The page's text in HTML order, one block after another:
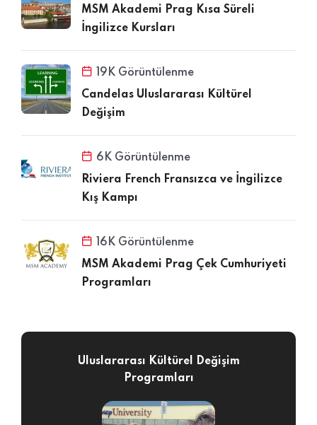
MSM Akademi Prag Kısa Süreli
İngilizce Kursları
19K Görüntülenme
Candelas Uluslararası Kültürel
Değişim
6K Görüntülenme
Riviera French Fransızca ve İngilizce
Kış Kampı
16K Görüntülenme
MSM Akademi Prag Çek Cumhuriyeti
Programları
Uluslararası Kültürel Değişim
Programları